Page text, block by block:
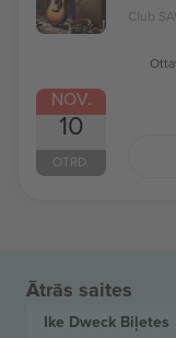
NOV.
10
OTRD.
Club
Ātrās saites
Ike Dweck Biļetes